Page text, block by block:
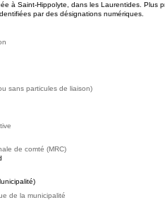
à Saint-Hippolyte, dans les Laurentides. Plus
par des désignations numériques.
sans particules de liaison)
de comté (MRC)
de la municipalité